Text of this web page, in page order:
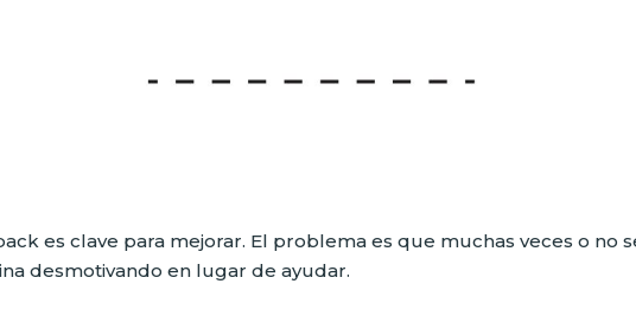
es clave para mejorar. El problema es que muchas veces o no
desmotivando en lugar de ayudar.